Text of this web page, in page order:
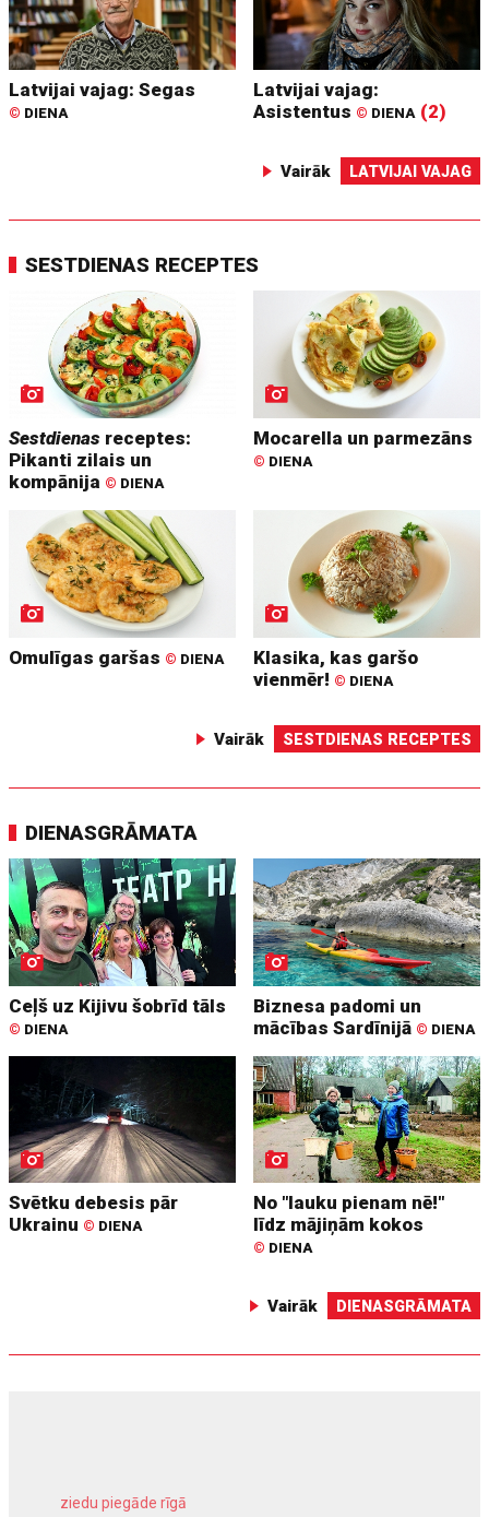
Latvijai vajag: Segas
© DIENA
Latvijai vajag:
Asistentus © DIENA (2)
Vairāk LATVIJAI VAJAG
SESTDIENAS RECEPTES
Sestdienas receptes:
Pikanti zilais un
kompānija © DIENA
Mocarella un parmezāns
© DIENA
Omulīgas garšas © DIENA
Klasika, kas garšo
vienmēr! © DIENA
Vairāk SESTDIENAS RECEPTES
DIENASGRĀMATA
Ceļš uz Kijivu šobrīd tāls
© DIENA
Biznesa padomi un
mācības Sardīnijā © DIENA
Svētku debesis pār
Ukrainu © DIENA
No "lauku pienam nē!"
līdz mājiņām kokos
© DIENA
Vairāk DIENASGRĀMATA
ziedu piegāde rīgā